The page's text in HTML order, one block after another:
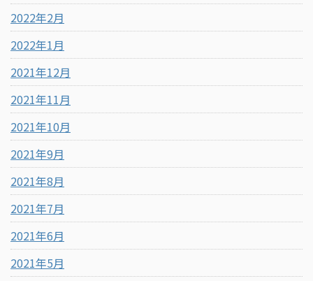
2022年2月
2022年1月
2021年12月
2021年11月
2021年10月
2021年9月
2021年8月
2021年7月
2021年6月
2021年5月